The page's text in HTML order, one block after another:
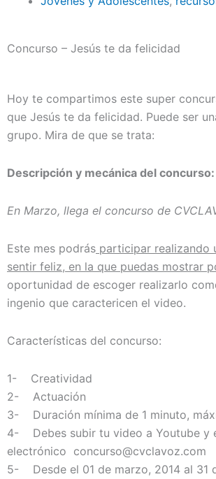
Concurso – Jesús te da felicidad
Hoy te compartimos este super
que Jesús te da felicidad. Puede ser
grupo. Mira de que se trata:
Descripción y mecánica del concurso:
En Marzo, llega el concurso de
Este mes podrás participar realizando
sentir feliz, en la que puedas mostrar
oportunidad de escoger realizarlo
ingenio que caractericen el video.
Características del concurso:
1- Creatividad
2- Actuación
3- Duración mínima de 1 minuto,
4- Debes subir tu video a Youtube y
electrónico concurso@cvclavoz.com
5- Desde el 01 de marzo, 2014 al 31